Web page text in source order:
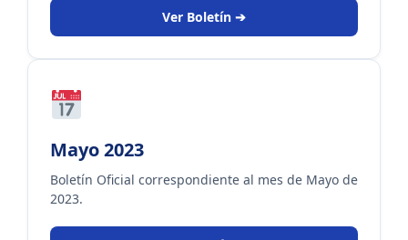
Ver Boletín ➔
Mayo 2023
Boletín Oficial correspondiente al mes de Mayo de
2023.